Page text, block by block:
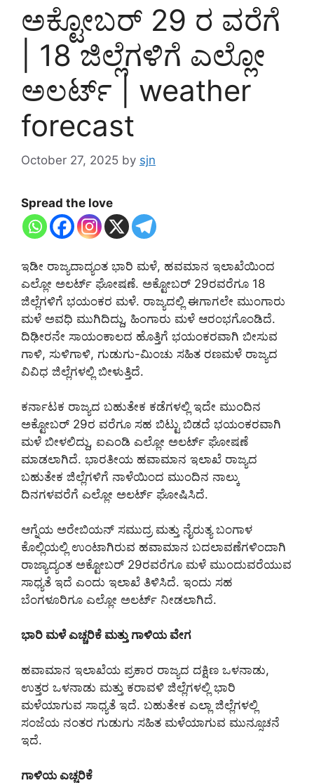
ಅಕ್ಟೋಬರ್ 29 ರ ವರೆಗೆ
| 18 ಜಿಲ್ಲೆಗಳಿಗೆ ಎಲ್ಲೋ
ಅಲರ್ಟ್ | weather
forecast
October 27, 2025 by sjn
Spread the love
ಇಡೀ ರಾಜ್ಯದಾದ್ಯಂತ ಭಾರಿ ಮಳೆ, ಹವಮಾನ ಇಲಾಖೆಯಿಂದ
ಎಲ್ಲೋ ಅಲರ್ಟ್ ಘೋಷಣೆ. ಅಕ್ಟೋಬರ್ 29ರವರೆಗೂ 18
ಜಿಲ್ಲೆಗಳಿಗೆ ಭಯಂಕರ ಮಳೆ. ರಾಜ್ಯದಲ್ಲಿ ಈಗಾಗಲೇ ಮುಂಗಾರು
ಮಳೆ ಅವಧಿ ಮುಗಿದಿದ್ದು, ಹಿಂಗಾರು ಮಳೆ ಆರಂಭಗೊಂಡಿದೆ.
ದಿಢೀರನೇ ಸಾಯಂಕಾಲದ ಹೊತ್ತಿಗೆ ಭಯಂಕರವಾಗಿ ಬೀಸುವ
ಗಾಳಿ, ಸುಳಿಗಾಳಿ, ಗುಡುಗು-ಮಿಂಚು ಸಹಿತ ರಣಮಳೆ ರಾಜ್ಯದ
ವಿವಿಧ ಜಿಲ್ಲೆಗಳಲ್ಲಿ ಬೀಳುತ್ತಿದೆ.
ಕರ್ನಾಟಕ ರಾಜ್ಯದ ಬಹುತೇಕ ಕಡೆಗಳಲ್ಲಿ ಇದೇ ಮುಂದಿನ
ಅಕ್ಟೋಬರ್ 29ರ ವರೆಗೂ ಸಹ ಬಿಟ್ಟು ಬಿಡದೆ ಭಯಂಕರವಾಗಿ
ಮಳೆ ಬೀಳಲಿದ್ದು, ಐಎಂಡಿ ಎಲ್ಲೋ ಅಲರ್ಟ್ ಘೋಷಣೆ
ಮಾಡಲಾಗಿದೆ. ಭಾರತೀಯ ಹವಾಮಾನ ಇಲಾಖೆ ರಾಜ್ಯದ
ಬಹುತೇಕ ಜಿಲ್ಲೆಗಳಿಗೆ ನಾಳೆಯಿಂದ ಮುಂದಿನ ನಾಲ್ಕು
ದಿನಗಳವರೆಗೆ ಎಲ್ಲೋ ಅಲರ್ಟ್ ಘೋಷಿಸಿದೆ.
ಆಗ್ನೆಯ ಅರೇಬಿಯನ್ ಸಮುದ್ರ ಮತ್ತು ನೈರುತ್ಯ ಬಂಗಾಳ
ಕೊಲ್ಲಿಯಲ್ಲಿ ಉಂಟಾಗಿರುವ ಹವಾಮಾನ ಬದಲಾವಣೆಗಳಿಂದಾಗಿ
ರಾಜ್ಯಾದ್ಯಂತ ಅಕ್ಟೋಬರ್ 29ರವರೆಗೂ ಮಳೆ ಮುಂದುವರೆಯುವ
ಸಾಧ್ಯತೆ ಇದೆ ಎಂದು ಇಲಾಖೆ ತಿಳಿಸಿದೆ. ಇಂದು ಸಹ
ಬೆಂಗಳೂರಿಗೂ ಎಲ್ಲೋ ಅಲರ್ಟ್ ನೀಡಲಾಗಿದೆ.
ಭಾರಿ ಮಳೆ ಎಚ್ಚರಿಕೆ ಮತ್ತು ಗಾಳಿಯ ವೇಗ
ಹವಾಮಾನ ಇಲಾಖೆಯ ಪ್ರಕಾರ ರಾಜ್ಯದ ದಕ್ಷಿಣ ಒಳನಾಡು,
ಉತ್ತರ ಒಳನಾಡು ಮತ್ತು ಕರಾವಳಿ ಜಿಲ್ಲೆಗಳಲ್ಲಿ ಭಾರಿ
ಮಳೆಯಾಗುವ ಸಾಧ್ಯತೆ ಇದೆ. ಬಹುತೇಕ ಎಲ್ಲಾ ಜಿಲ್ಲೆಗಳಲ್ಲಿ
ಸಂಜೆಯ ನಂತರ ಗುಡುಗು ಸಹಿತ ಮಳೆಯಾಗುವ ಮುನ್ಸೂಚನೆ
ಇದೆ.
ಗಾಳಿಯ ಎಚ್ಚರಿಕೆ